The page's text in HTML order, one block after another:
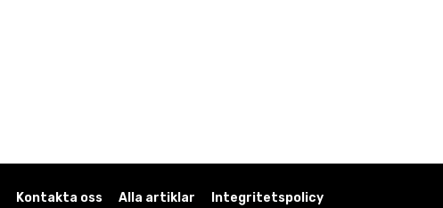
Kontakta oss Alla artiklar Integritetspolicy